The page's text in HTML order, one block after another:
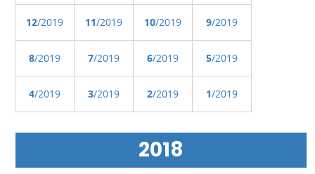
12/2019 11/2019 10/2019 9/2019
8/2019 7/2019 6/2019 5/2019
4/2019 3/2019 2/2019 1/2019
2018